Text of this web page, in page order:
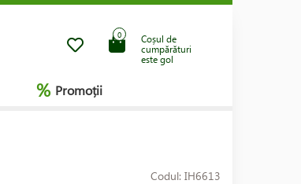
Coșul de
cumpărături
este gol
0
% Promoții
Codul: IH6613